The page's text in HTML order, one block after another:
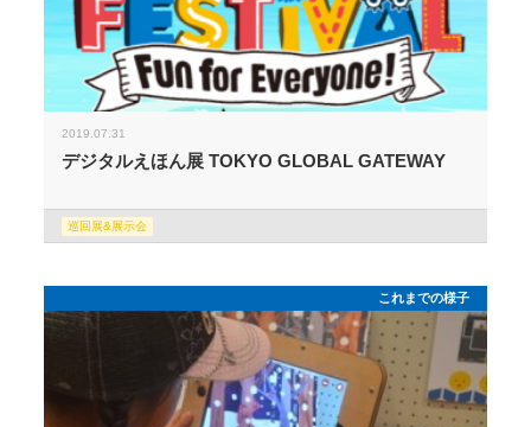
2019.07.31
デジタルえほん展 TOKYO GLOBAL GATEWAY
巡回展&展示会
これまでの様子